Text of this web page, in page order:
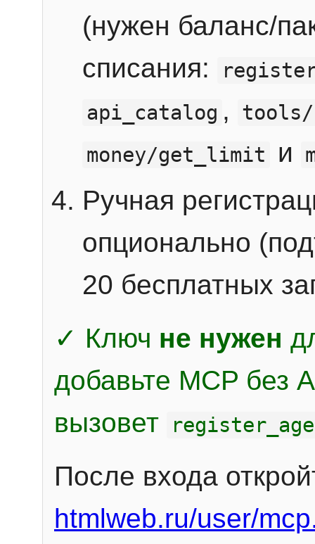
(нужен баланс/
списания:
api_catalog ,
money/get_limit
и
Ручная
опционально
20 бесплатных
✓ Ключ не нужен
добавьте MCP без
вызовет
После входа
htmlweb.ru/user/